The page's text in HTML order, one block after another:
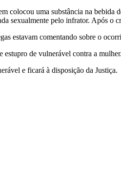
colocou uma substância na bebida
sexualmente pelo infrator. Após
estavam comentando sobre o
estupro de vulnerável contra a
e ficará à disposição da Justiça.